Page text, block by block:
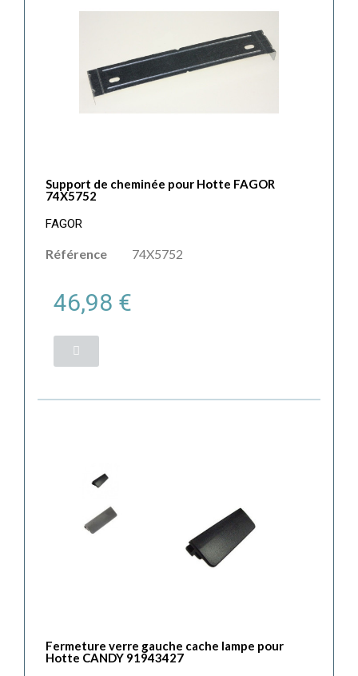
Support de cheminée pour Hotte FAGOR
74X5752
FAGOR
Référence 74X5752
46,98 €
Fermeture verre gauche cache lampe pour
Hotte CANDY 91943427